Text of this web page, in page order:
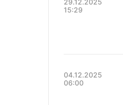
29.12.2025
15:29
04.12.2025
06:00